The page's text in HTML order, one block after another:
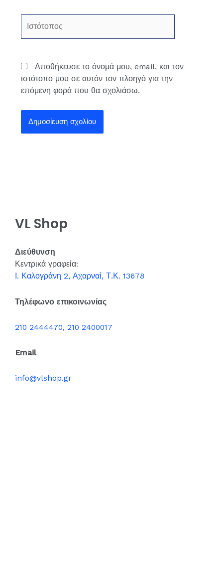
Αποθήκευσε το όνομά μου, email, και τον
ιστότοπο μου σε αυτόν τον πλοηγό για την
επόμενη φορά που θα σχολιάσω.
VL Shop
Διεύθυνση
Κεντρικά γραφεία:
Ι. Καλογράνη 2, Αχαρναί, Τ.Κ. 13678
Τηλέφωνο επικοινωνίας
210 2444470, 210 2400017
Email
info@vlshop.gr